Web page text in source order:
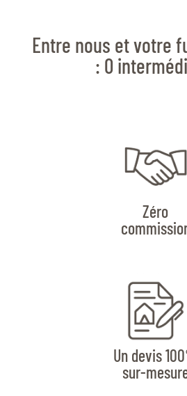
Entre nous et votre
: 0
Zéro
Un devis
sur-